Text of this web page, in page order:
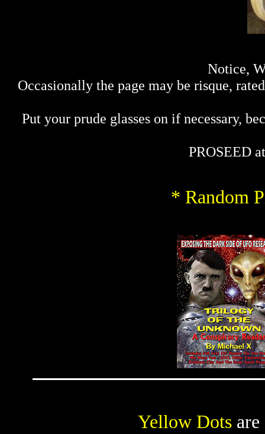
Notice,
Occasionally the page may be risque,
Put your prude glasses on if necessary,
PROSEED
* Random
Yellow Dots